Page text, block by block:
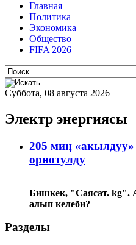
Главная
Политика
Экономика
Общество
FIFA 2026
Суббота, 08 августа 2026
Электр энергиясы
205 миӊ «акылдуу»
орнотулду
Бишкек, "Саясат. kg".
алып келеби?
Разделы